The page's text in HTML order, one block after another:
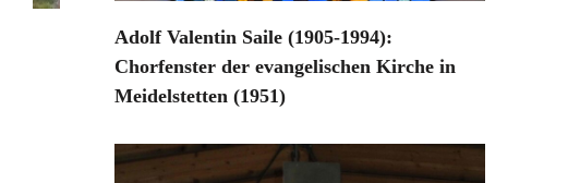
Adolf Valentin Saile (1905-1994):
Chorfenster der evangelischen Kirche in
Meidelstetten (1951)